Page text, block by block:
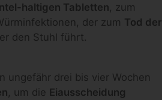
haltigen Tabletten , zum
der zum Tod der
den Stuhl führt.
ungefähr drei bis vier Wochen
, um die Eiausscheidung